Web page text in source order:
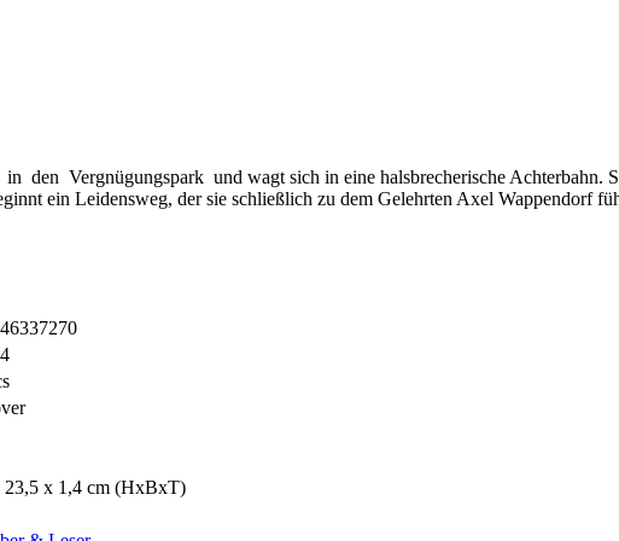
Vergnügungspark und wagt sich in eine halsbrecherische Achterbahn.
ein Leidensweg, der sie schließlich zu dem Gelehrten Axel Wappendorf
23,5 x 1,4 cm (HxBxT)